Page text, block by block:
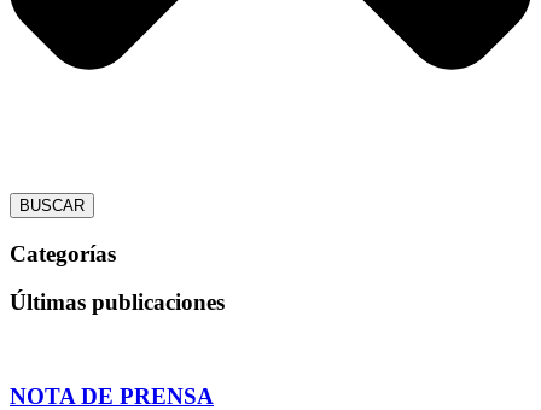
BUSCAR
Categorías
Últimas publicaciones
NOTA DE PRENSA